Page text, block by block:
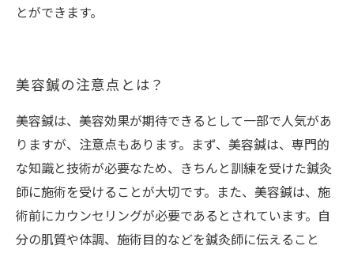
とができます。
美容鍼の注意点とは？
美容鍼は、美容効果が期待できるとして一部で人気があ
りますが、注意点もあります。まず、美容鍼は、専門的
な知識と技術が必要なため、きちんと訓練を受けた鍼灸
師に施術を受けることが大切です。また、美容鍼は、施
術前にカウンセリングが必要であるとされています。自
分の肌質や体調、施術目的などを鍼灸師に伝えること